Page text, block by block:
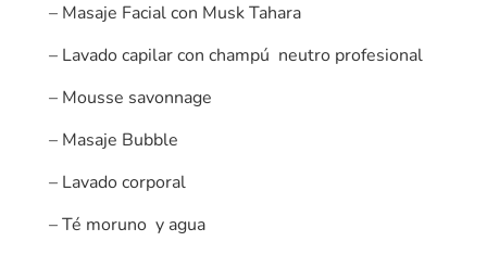
– Masaje Facial con Musk Tahara
– Lavado capilar con champú neutro profesional
– Mousse savonnage
– Masaje Bubble
– Lavado corporal
– Té moruno y agua